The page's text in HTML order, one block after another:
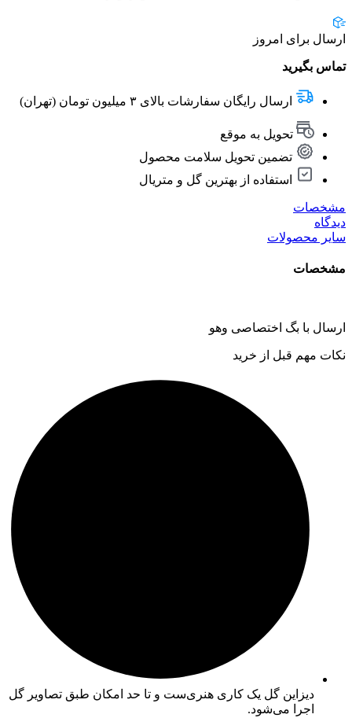
ارسال برای امروز
تماس بگیرید
ارسال رایگان سفارشات بالای ۳ میلیون تومان (تهران)
تحویل به موقع
تضمین تحویل سلامت محصول
استفاده از بهترین گل و متریال
مشخصات
دیدگاه
سایر محصولات
مشخصات
ارسال با بگ اختصاصی وهو
نکات مهم قبل از خرید
دیزاین گل یک کاری هنری‌ست و تا حد امکان طبق تصاویر گل
اجرا می‌شود.